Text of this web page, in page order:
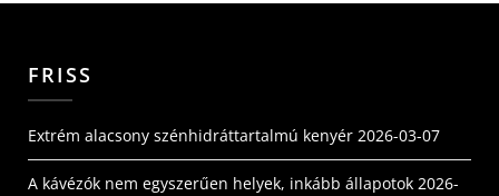
FRISS
Extrém alacsony szénhidráttartalmú kenyér 2026-03-07
A kávézók nem egyszerűen helyek, inkább állapotok 2026-